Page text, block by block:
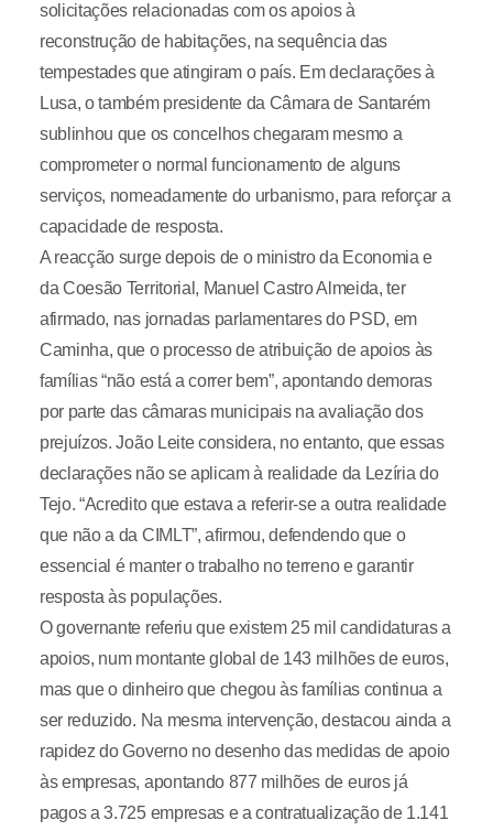
solicitações relacionadas com os apoios à
reconstrução de habitações, na sequência das
tempestades que atingiram o país. Em declarações à
Lusa, o também presidente da Câmara de Santarém
sublinhou que os concelhos chegaram mesmo a
comprometer o normal funcionamento de alguns
serviços, nomeadamente do urbanismo, para reforçar a
capacidade de resposta.
A reacção surge depois de o ministro da Economia e
da Coesão Territorial, Manuel Castro Almeida, ter
afirmado, nas jornadas parlamentares do PSD, em
Caminha, que o processo de atribuição de apoios às
famílias “não está a correr bem”, apontando demoras
por parte das câmaras municipais na avaliação dos
prejuízos. João Leite considera, no entanto, que essas
declarações não se aplicam à realidade da Lezíria do
Tejo. “Acredito que estava a referir-se a outra realidade
que não a da CIMLT”, afirmou, defendendo que o
essencial é manter o trabalho no terreno e garantir
resposta às populações.
O governante referiu que existem 25 mil candidaturas a
apoios, num montante global de 143 milhões de euros,
mas que o dinheiro que chegou às famílias continua a
ser reduzido. Na mesma intervenção, destacou ainda a
rapidez do Governo no desenho das medidas de apoio
às empresas, apontando 877 milhões de euros já
pagos a 3.725 empresas e a contratualização de 1.141